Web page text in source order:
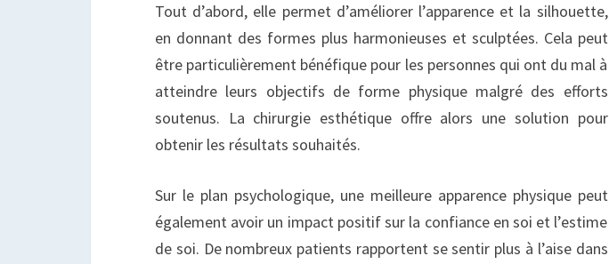
Tout d’abord, elle permet d’améliorer l’apparence et la silhouette,
en donnant des formes plus harmonieuses et sculptées. Cela peut
être particulièrement bénéfique pour les personnes qui ont du mal à
atteindre leurs objectifs de forme physique malgré des efforts
soutenus. La chirurgie esthétique offre alors une solution pour
obtenir les résultats souhaités.
Sur le plan psychologique, une meilleure apparence physique peut
également avoir un impact positif sur la confiance en soi et l’estime
de soi. De nombreux patients rapportent se sentir plus à l’aise dans